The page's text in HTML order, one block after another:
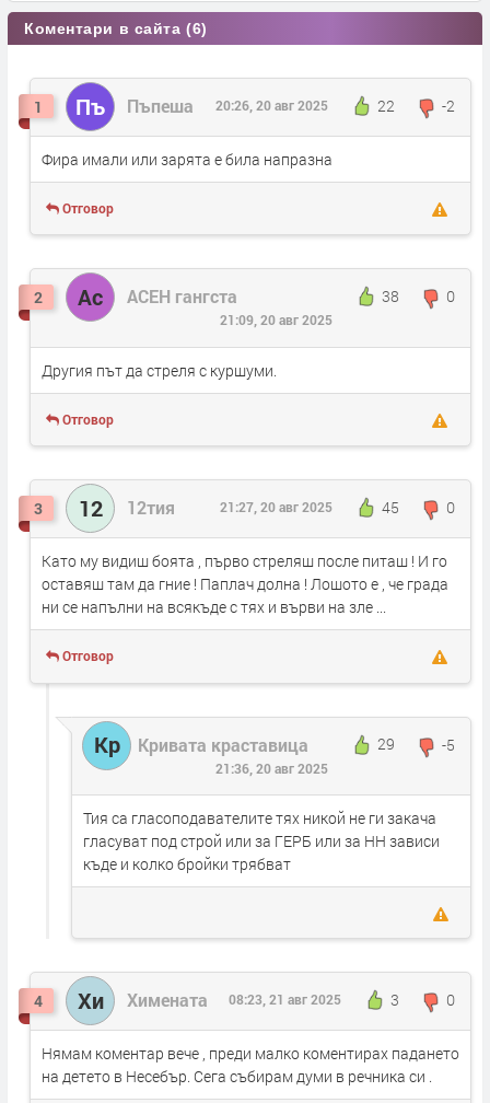
Коментари в сайта (6)
1 Пъ Пъпеша 22 -2
20:26, 20 авг 2025
Фира имали или зарята е била напразна
Отговор
2 Ас АСЕН гангста 38 0
21:09, 20 авг 2025
Другия път да стреля с куршуми.
Отговор
3 12 12тия 45 0
21:27, 20 авг 2025
Като му видиш боята , първо стреляш после питаш ! И го
оставяш там да гние ! Паплач долна ! Лошото е , че града
ни се напълни на всякъде с тях и върви на зле ...
Отговор
Кр Кривата краставица 29 -5
21:36, 20 авг 2025
Тия са гласоподавателите тях никой не ги закача
гласуват под строй или за ГЕРБ или за НН зависи
къде и колко бройки трябват
4 Хи Химената 3 0
08:23, 21 авг 2025
Нямам коментар вече , преди малко коментирах падането
на детето в Несебър. Сега събирам думи в речника си .